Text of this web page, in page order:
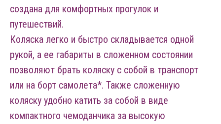
создана для комфортных прогулок и
путешествий.
Коляска легко и быстро складывается одной
рукой, а ее габариты в сложенном состоянии
позволяют брать коляску с собой в транспорт
или на борт самолета*. Также сложенную
коляску удобно катить за собой в виде
компактного чемоданчика за высокую